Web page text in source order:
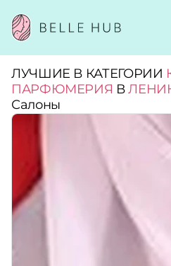
Город:
Рейтинг:
ЛУЧШИЕ В КАТЕГОРИИ
ПАРФЮМЕРИЯ В
Салоны